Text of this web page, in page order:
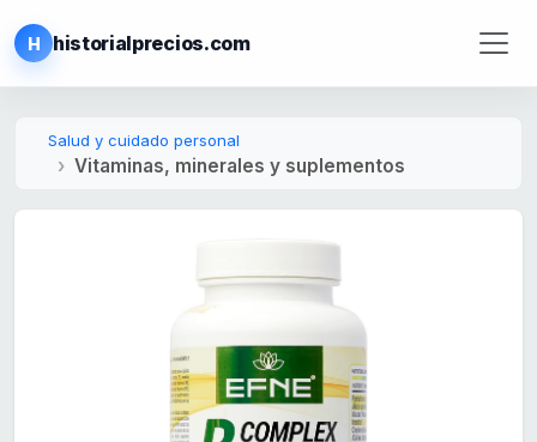
H historialprecios.com
Salud y cuidado personal
Vitaminas, minerales y suplementos